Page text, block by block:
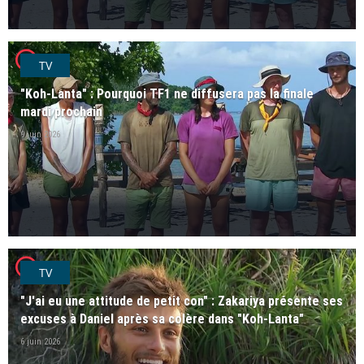
player2TV
"Koh-Lanta" : Pourquoi TF1 ne diffusera pas la finale
mardi prochain
9 juin 2026
player2TV
"J'ai eu une attitude de petit con" : Zakariya présente ses
excuses à Daniel après sa colère dans "Koh-Lanta"
6 juin 2026